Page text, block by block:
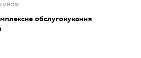
обслуговування